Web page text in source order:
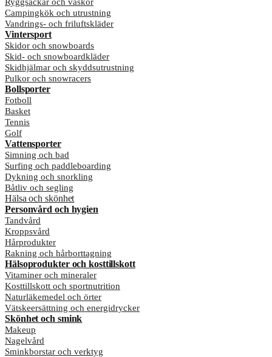
Campingkök och utrustning
Vandrings- och friluftskläder
Vintersport
Skidor och snowboards
Skid- och snowboardkläder
Skidhjälmar och skyddsutrustning
Pulkor och snowracers
Bollsporter
Fotboll
Basket
Tennis
Golf
Vattensporter
Simning och bad
Surfing och paddleboarding
Dykning och snorkling
Båtliv och segling
Hälsa och skönhet
Personvård och hygien
Tandvård
Kroppsvård
Hårprodukter
Rakning och hårborttagning
Hälsoprodukter och kosttillskott
Vitaminer och mineraler
Kosttillskott och sportnutrition
Naturläkemedel och örter
Vätskeersättning och energidrycker
Skönhet och smink
Makeup
Nagelvård
Sminkborstar och verktyg